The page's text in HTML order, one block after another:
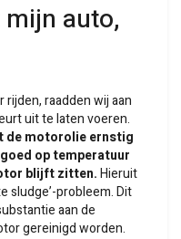
auto,
raadden wij aan
uit te laten voeren.
de motorolie ernstig
op temperatuur
blijft zitten.Hieruit
sludge’-probleem. Dit
aan de
gereinigd worden.